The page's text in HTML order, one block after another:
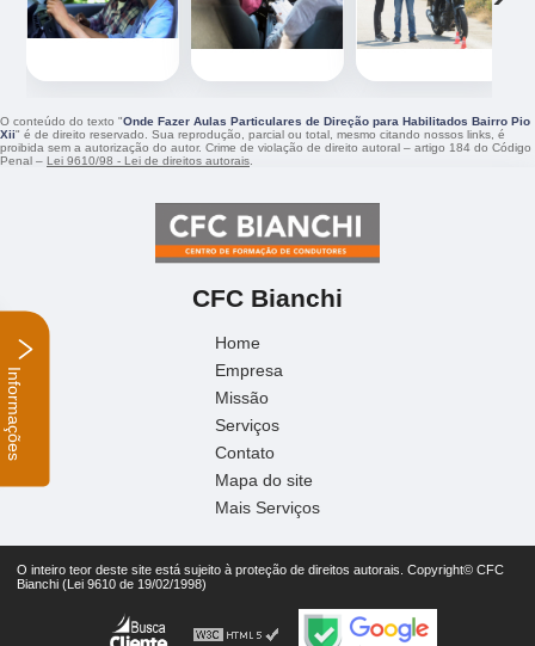
O conteúdo do texto "Onde Fazer Aulas Particulares de Direção para Habilitados Bairro Pio
Xii" é de direito reservado. Sua reprodução, parcial ou total, mesmo citando nossos links, é
proibida sem a autorização do autor. Crime de violação de direito autoral – artigo 184 do Código
Penal – Lei 9610/98 - Lei de direitos autorais
CFC Bianchi
Home
Empresa
Missão
Serviços
Contato
Mapa do site
Mais Serviços
O inteiro teor deste site está sujeito à proteção de direitos autorais. Copyright© CFC
Bianchi (Lei 9610 de 19/02/1998)
Informações